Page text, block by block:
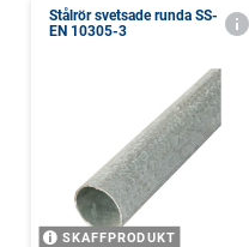
Stålrör svetsade runda SS-
EN 10305-3
SKAFFPRODUKT